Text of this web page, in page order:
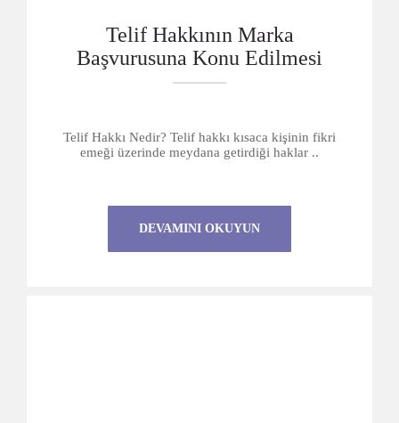
Telif Hakkının Marka
Başvurusuna Konu Edilmesi
Telif Hakkı Nedir? Telif hakkı kısaca kişinin fikri
emeği üzerinde meydana getirdiği haklar ..
DEVAMINI OKUYUN